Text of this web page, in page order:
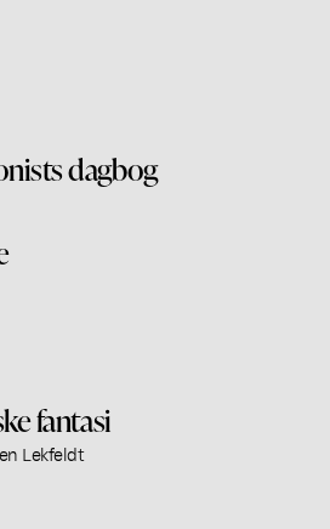
dagbog
fantasi
Lekfeldt